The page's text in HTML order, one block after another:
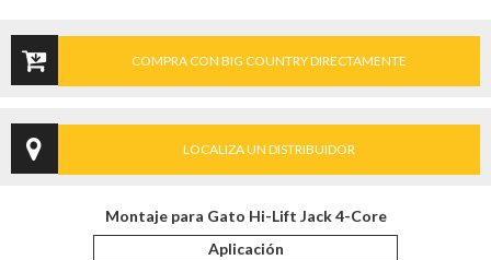
COMPRA CON BIG COUNTRY DIRECTAMENTE
LOCALIZA UN DISTRIBUIDOR
Montaje para Gato Hi-Lift Jack 4-Core
Aplicación